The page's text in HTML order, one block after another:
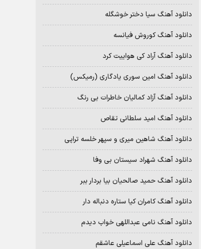
دانلود آهنگ سیا دختر خوشگله
دانلود آهنگ کوروش فیانسه
دانلود آهنگ آراد کی هواییت کرد
دانلود آهنگ امین سوری یادگاری (رمیکس)
دانلود آهنگ آزاد کمالیان خاطرات بی رنگ
دانلود آهنگ امید سلطانی تقاص
دانلود آهنگ شاهین میری و سپهر خلسه تراپی
دانلود آهنگ شهراد سیستان بی وفا
دانلود آهنگ حمید صالحیان بیا بردار ببر
دانلود آهنگ کامران کیا ستاره دنباله دار
دانلود آهنگ نامی عبداللهی خواب دیدم
دانلود آهنگ علی اسماعیلی عاشقم